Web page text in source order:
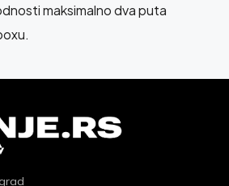
maksimalno dva puta